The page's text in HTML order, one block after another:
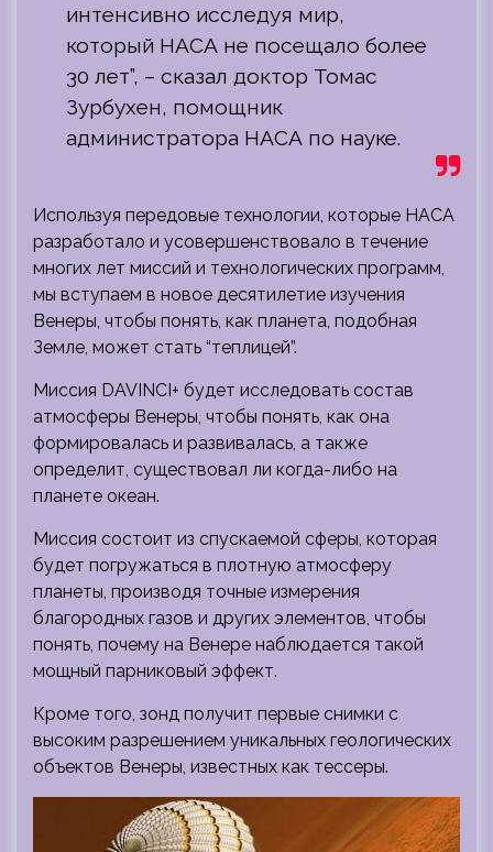
интенсивно исследуя мир,
который НАСА не посещало более
30 лет”, – сказал доктор Томас
Зурбухен, помощник
администратора НАСА по науке.
Используя передовые технологии, которые НАСА
разработало и усовершенствовало в течение
многих лет миссий и технологических программ,
мы вступаем в новое десятилетие изучения
Венеры, чтобы понять, как планета, подобная
Земле, может стать “теплицей”.
Миссия DAVINCI+ будет исследовать состав
атмосферы Венеры, чтобы понять, как она
формировалась и развивалась, а также
определит, существовал ли когда-либо на
планете океан.
Миссия состоит из спускаемой сферы, которая
будет погружаться в плотную атмосферу
планеты, производя точные измерения
благородных газов и других элементов, чтобы
понять, почему на Венере наблюдается такой
мощный парниковый эффект.
Кроме того, зонд получит первые снимки с
высоким разрешением уникальных геологических
объектов Венеры, известных как тессеры.